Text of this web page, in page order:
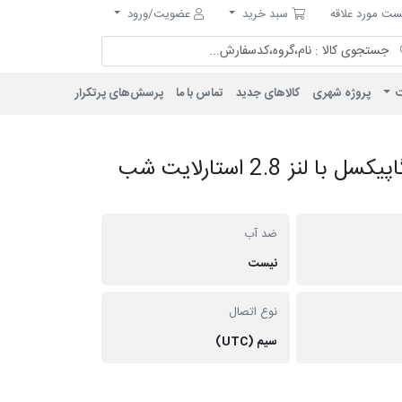
علاقه
مورد علاقه سبد خرید
سبد خرید
عضویت/ورود
پروژه شهری کالاهای جدید تماس با ما پرسش‌های پرتکرار
دوربین دام AHD پلاستیکی 5 مگاپیکسل با لنز 2.8 استارلایت شب
ضد آب
نیست
نوع اتصال
سیم (UTC)